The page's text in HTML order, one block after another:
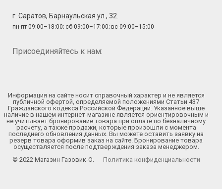
г. Саратов, Барнаульская ул., 32.
пн-пт 09:00–18:00; сб 09:00–17:00; вс 09:00–15:00
Присоединяйтесь к нам:
Информация на сайте носит справочный характер и не является
публичной офертой, определяемой положениями Статьи 437
Гражданского кодекса Российской Федерации. Указанное выше
наличие в нашем интернет-магазине является ориентировочным и
не учитывает бронирование товара при оплате по безналичному
расчету, а также продажи, которые произошли с момента
последнего обновления данных. Вы можете оставить заявку на
резерв товара оформив заказ на сайте. Бронирование товара
осуществляется после подтверждения заказа менеджером.
© 2022 Магазин Газовик-О.
Политика конфиденциальности